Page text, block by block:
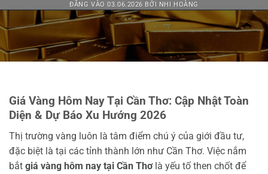
ĐĂNG VÀO03.06.2026 BỞI NHI HOÀNG
Giá Vàng Hôm Nay Tại Cần Thơ: Cập Nhật Toàn
Diện & Dự Báo Xu Hướng 2026
Thị trường vàng luôn là tâm điểm chú ý của giới đầu tư,
đặc biệt là tại các tỉnh thành lớn như Cần Thơ. Việc nắm
bắt giá vàng hôm nay tại Cần Thơlà yếu tố then chốt để